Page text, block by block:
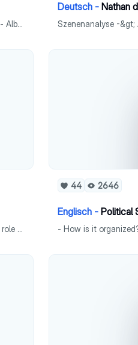
- Bobo-Doll-Study bzw. Rocky-Experiment -> Erläuterung - Lernen durch beobachten - Albert Bandura Steckbrief
Deutsch - Nathan
Szenenanalyse -
How is the political system of the states organized? - roles of congress and senate - role of the President - Who is allowed to vote? - steps it takes to elect the president of the United states
44 2646
Englisch - Political